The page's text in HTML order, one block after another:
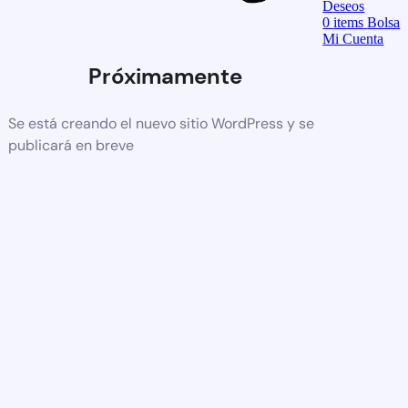
Próximamente
Se está creando el nuevo sitio WordPress y se
publicará en breve
Deseos
0items Bolsa
Mi Cuenta